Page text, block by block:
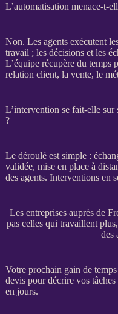
L’automatisation menace-t-
Non. Les agentsexécutent
travail ; les décisions et les
L’équipe récupère du temps
relation client, la vente, le
L’intervention se fait-elle
?
Le déroulé est simple :
validée, mise en place à
des agents. Interventions en
Les entreprises auprès de
pas celles qui travaillent
des
Votre prochain gain de
devispour décrire vos
en jours.